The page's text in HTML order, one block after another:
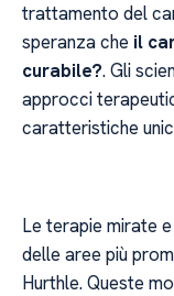
trattamento del
speranza che il
curabile?. Gli
approcci
caratteristiche
Le terapie mirate
delle aree più
Hurthle. Queste